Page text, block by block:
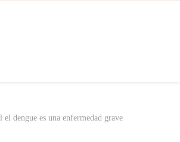
dengue es una enfermedad grave